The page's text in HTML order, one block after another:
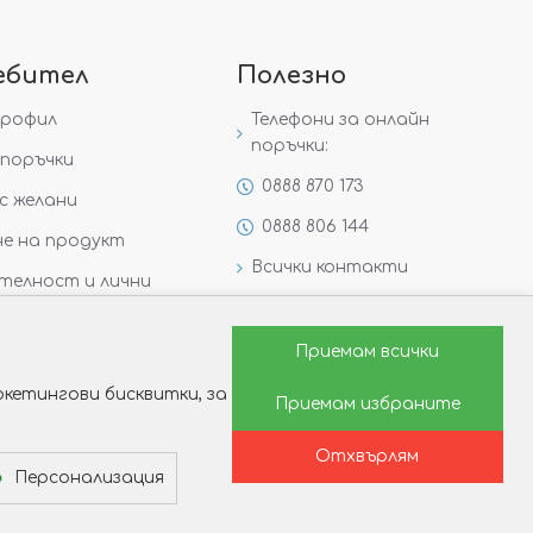
желани
на продукт
и лични
Полезно
Телефони за онлайн
поръчки:
0888 870 173
0888 806 144
Всички контакти
Защо да изберете Victoria
Как да изберем годежен
бисквитки, за
Персонализация
Приемам всички
Приемам избраните
Отхвърлям